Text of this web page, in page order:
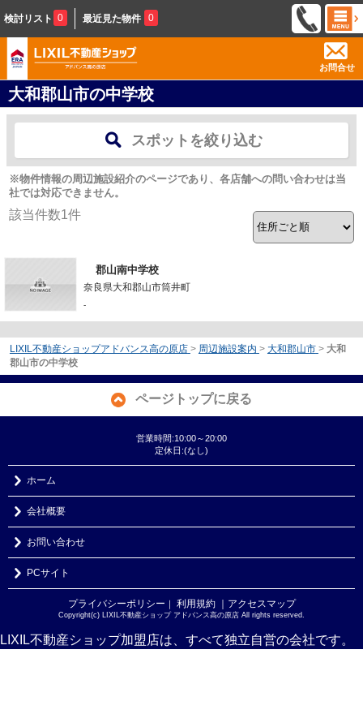
検討リスト 0 最近見た物件 0
お問合せ
大和郡山市の中学校
スポットを絞り込む
※物件情報の周辺施設紹介のページであり、各店舗への問い合わせは当
社では対応できません。
該当件数1件
郡山南中学校
奈良県大和郡山市筒井町
-
LIXIL不動産ショップアドバンス高の原店 > 周辺施設案内 > 大和郡山市 > 大和
郡山市の中学校
ページトップに戻る
営業時間:10:00～20:00
定休日:(なし)
ホーム
会社概要
お問い合わせ
PCサイト
プライバシーポリシー ｜ 利用規約 ｜アクセスマップ
Copyright(c) LIXIL不動産ショップ アドバンス高の原店 All rights reserved.
LIXIL不動産ショップ加盟店は、すべて独立自営の会社です。